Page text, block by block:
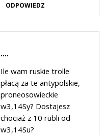
ODPOWIEDZ
....
Ile wam ruskie trolle
płacą za te antypolskie,
proneosowieckie
w3,14Sy? Dostajesz
chociaż z 10 rubli od
w3,14Su?